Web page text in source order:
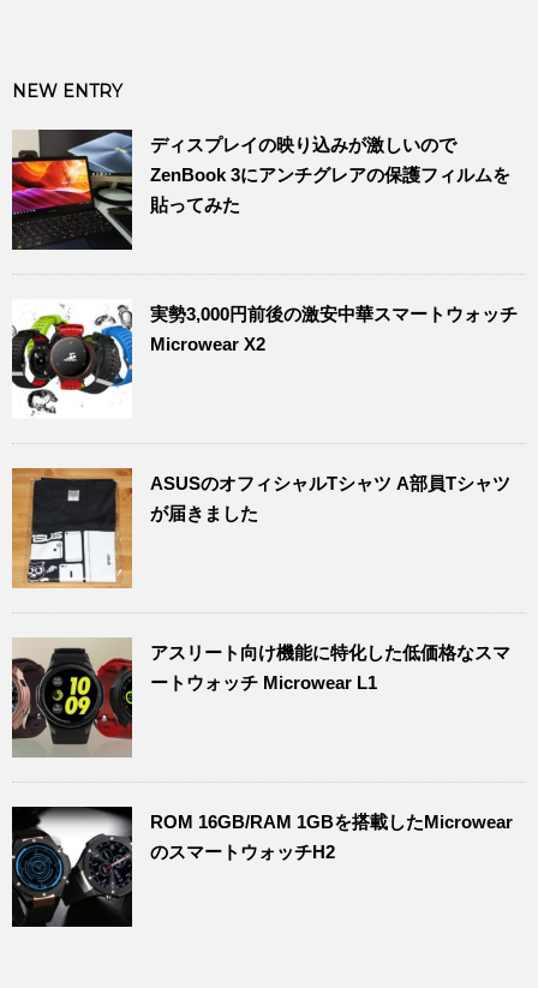
NEW ENTRY
ディスプレイの映り込みが激しいので
ZenBook 3にアンチグレアの保護フィルムを
貼ってみた
実勢3,000円前後の激安中華スマートウォッチ
Microwear X2
ASUSのオフィシャルTシャツ A部員Tシャツ
が届きました
アスリート向け機能に特化した低価格なスマ
ートウォッチ Microwear L1
ROM 16GB/RAM 1GBを搭載したMicrowear
のスマートウォッチH2